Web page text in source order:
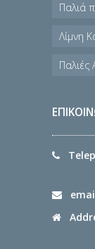
Παλιά
Λίμνη
Παλιές